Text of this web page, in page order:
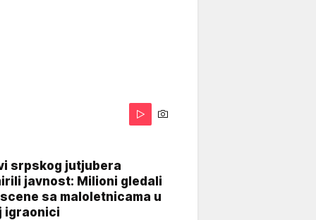
srpskog jutjubera
javnost: Milioni gledali
sa maloletnicama u
igraonici